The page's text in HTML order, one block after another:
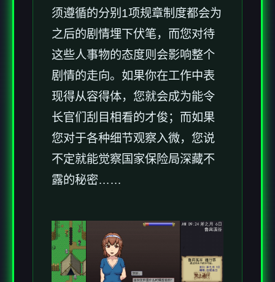
须遵循的分别1项规章制度都会为
之后的剧情埋下伏笔，而您对待
这些人事物的态度则会影响整个
剧情的走向。如果你在工作中表
现得从容得体，您就会成为能令
长官们刮目相看的才俊；而如果
您对于各种细节观察入微，您说
不定就能觉察国家保险局深藏不
露的秘密……